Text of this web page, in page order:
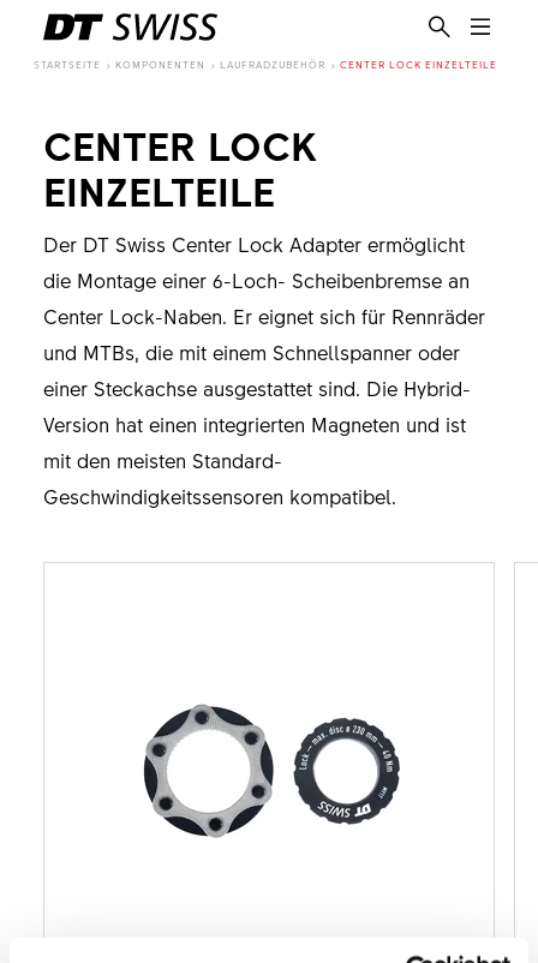
DE
STARTSEITE KOMPONENTEN LAUFRADZUBEHÖR CENTER LOCK EINZELTEILE
CENTER LOCK
EINZELTEILE
Der DT Swiss Center Lock Adapter ermöglicht
die Montage einer 6-Loch- Scheibenbremse an
Center Lock-Naben. Er eignet sich für Rennräder
und MTBs, die mit einem Schnellspanner oder
einer Steckachse ausgestattet sind. Die Hybrid-
Version hat einen integrierten Magneten und ist
mit den meisten Standard-
Geschwindigkeitssensoren kompatibel.